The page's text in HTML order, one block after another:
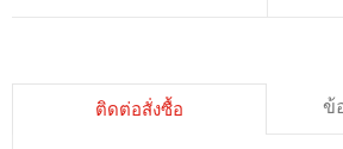
ติดต่อสั่งซื้อ ข้